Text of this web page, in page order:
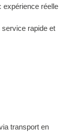
expérience réelle
rapide et
transport en